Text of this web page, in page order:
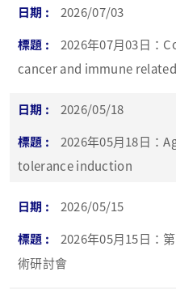
2026/07/03
2026年07月03日：
cancer and immune
2026/05/18
2026年05月18日：
tolerance induction
2026/05/15
2026年05月15日：
術研討會